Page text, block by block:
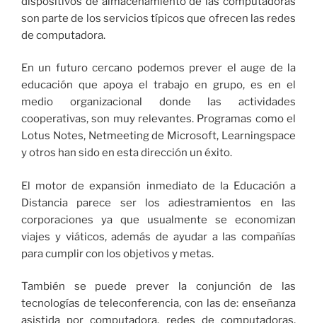
son parte de los servicios típicos que ofrecen las redes
de computadora.
En un futuro cercano podemos prever el auge de la
educación que apoya el trabajo en grupo, es en el
medio organizacional donde las actividades
cooperativas, son muy relevantes. Programas como el
Lotus Notes, Netmeeting de Microsoft, Learningspace
y otros han sido en esta dirección un éxito.
El motor de expansión inmediato de la Educación a
Distancia parece ser los adiestramientos en las
corporaciones ya que usualmente se economizan
viajes y viáticos, además de ayudar a las compañías
para cumplir con los objetivos y metas.
También se puede prever la conjunción de las
tecnologías de teleconferencia, con las de: enseñanza
asistida por computadora, redes de computadoras,